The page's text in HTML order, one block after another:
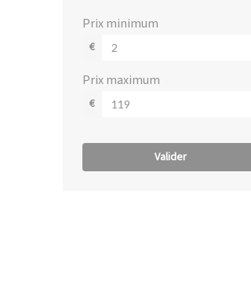
prix minimum
€
prix maximum
€
Valider